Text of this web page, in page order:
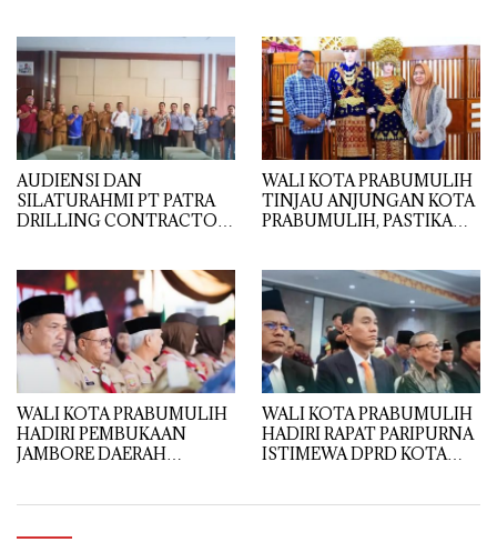
Kreatif
AUDIENSI DAN
SILATURAHMI PT PATRA
DRILLING CONTRACTOR
PRABUMULIH
WALI KOTA PRABUMULIH
TINJAU ANJUNGAN KOTA
PRABUMULIH, PASTIKAN
WALI KOTA PRABUMULIH
HADIRI PEMBUKAAN
JAMBORE DAERAH
WALI KOTA PRABUMULIH
HADIRI RAPAT PARIPURNA
ISTIMEWA DPRD KOTA